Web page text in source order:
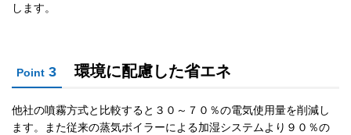
します。
Point 3 環境に配慮した省エネ
他社の噴霧方式と比較すると３０～７０％の電気使用量を削減し
ます。また従来の蒸気ボイラーによる加湿システムより９０％の